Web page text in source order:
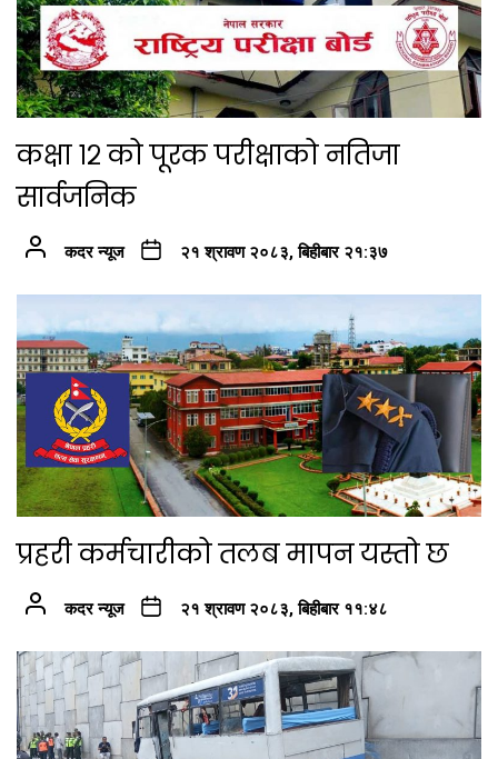
कक्षा १२ को पूरक परीक्षाको नतिजा
सार्वजनिक
कदर न्यूज २१ श्रावण २०८३, बिहीबार २१:३७
प्रहरी कर्मचारीको तलब मापन यस्तो छ
कदर न्यूज २१ श्रावण २०८३, बिहीबार ११:४८